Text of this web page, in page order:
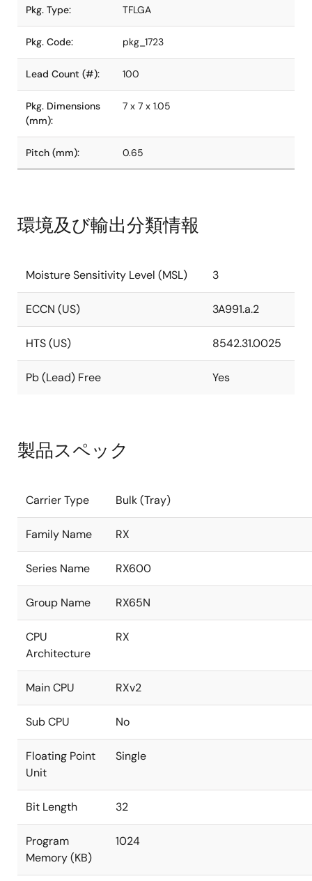
Pkg. Type: TFLGA
Pkg. Code: pkg_1723
Lead Count (#): 100
Pkg. Dimensions
(mm):
7 x 7 x 1.05
Pitch (mm): 0.65
環境及び輸出分類情報
Moisture Sensitivity Level (MSL) 3
ECCN (US) 3A991.a.2
HTS (US) 8542.31.0025
Pb (Lead) Free Yes
製品スペック
Carrier Type Bulk (Tray)
Family Name RX
Series Name RX600
Group Name RX65N
CPU
Architecture
RX
Main CPU RXv2
Sub CPU No
Floating Point
Unit
Single
Bit Length 32
Program
Memory (KB)
1024